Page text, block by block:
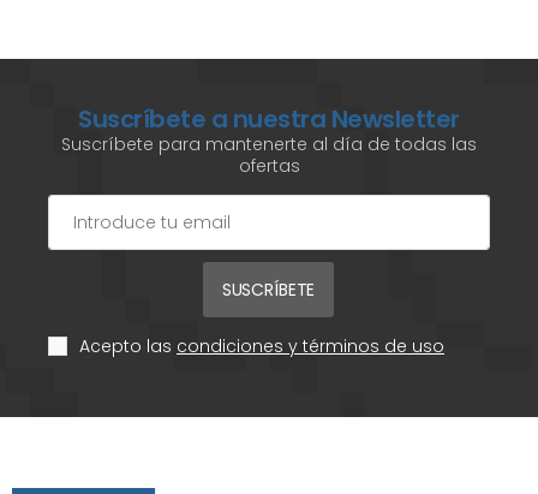
Suscríbete a nuestra Newsletter
Suscríbete para mantenerte al día de todas las
ofertas
SUSCRÍBETE
Acepto las condiciones y términos de uso